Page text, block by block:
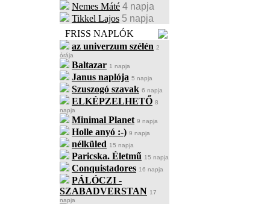
Nemes Máté 4 napja
Tikkel Lajos 5 napja
FRISS NAPLÓK
az univerzum szélén 2
órája
Baltazar 1 napja
Janus naplója 5 napja
Szuszogó szavak 6 napja
ELKÉPZELHETŐ 8
napja
Minimal Planet 9 napja
Holle anyó :-) 9 napja
nélküled 15 napja
Paricska. Életmű 15 napja
Conquistadores 16 napja
PÁLÓCZI -
SZABADVERSTAN 17
napja